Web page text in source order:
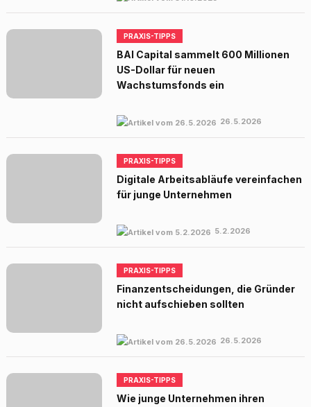
PRAXIS-TIPPS
BAI Capital sammelt 600 Millionen
US-Dollar für neuen
Wachstumsfonds ein
26.5.2026
PRAXIS-TIPPS
Digitale Arbeitsabläufe vereinfachen
für junge Unternehmen
5.2.2026
PRAXIS-TIPPS
Finanzentscheidungen, die Gründer
nicht aufschieben sollten
26.5.2026
PRAXIS-TIPPS
Wie junge Unternehmen ihren